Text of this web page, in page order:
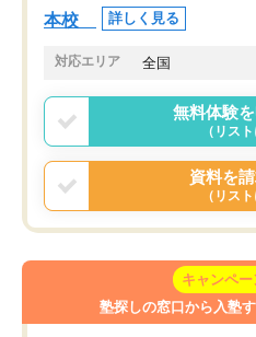
本校 詳しく見る
対応エリア 全国
無料体験
（リス
資料を
（リス
キャンペ
塾探しの窓口から入塾